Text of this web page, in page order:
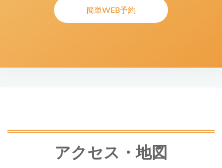
簡単WEB予約
アクセス・地図